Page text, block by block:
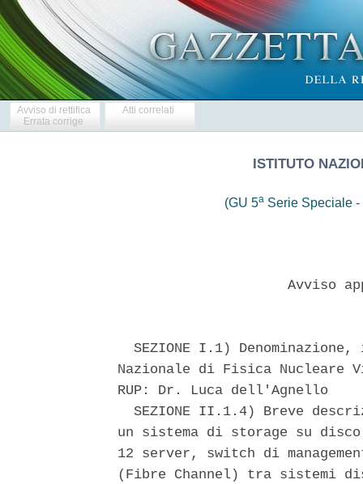
Avviso di rettifica
Errata corrige
Atti correlati
ISTITUTO
(GU 5aSerie Speciale -
Avviso
SEZIONE I.1) Denominazione,
Nazionale di Fisica Nucleare
RUP: Dr. Luca dell'Agnello
SEZIONE II.1.4) Breve
un sistema di storage su
12 server, switch di
(Fibre Channel) tra sistemi